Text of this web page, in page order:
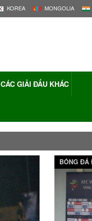
KOREA MONGOLIA
CÁC GIẢI ĐẤU KHÁC
BÓNG ĐÁ